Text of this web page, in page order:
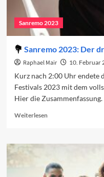
Sanremo 2023
Sanremo 2023: Der
Raphael Mair 10. Februar
Kurz nach 2:00 Uhr endete
Festivals 2023 mit dem
Hier die Zusammenfassung.
WeiterlesenRead
Sanremo
Der
dritte